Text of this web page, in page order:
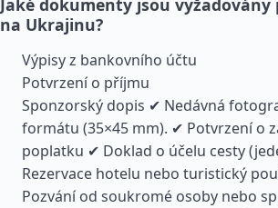
Jaké dokumenty jsou vyžadovány
na Ukrajinu?
Výpisy z bankovního účtu
Potvrzení o příjmu
Sponzorský dopis ✔ Nedávná
formátu (35×45 mm). ✔ Potvrzení o
poplatku ✔ Doklad o účelu cesty
Rezervace hotelu nebo turistický
Pozvání od soukromé osoby nebo